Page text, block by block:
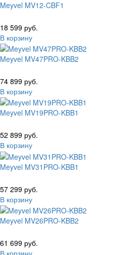
Meyvel MV12-CBF1
18 599 руб.
В корзину
Meyvel MV47PRO-KBB2
74 899 руб.
В корзину
Meyvel MV19PRO-KBB1
52 899 руб.
В корзину
Meyvel MV31PRO-KBB1
57 299 руб.
В корзину
Meyvel MV26PRO-KBB2
61 699 руб.